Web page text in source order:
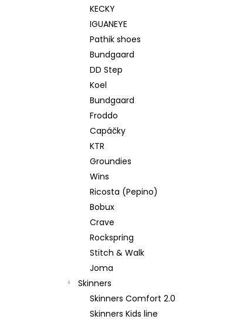
KECKY
IGUANEYE
Pathik shoes
Bundgaard
DD Step
Koel
Bundgaard
Froddo
Capáčky
KTR
Groundies
Wins
Ricosta (Pepino)
Bobux
Crave
Rockspring
Stitch & Walk
Joma
Skinners
Skinners Comfort 2.0
Skinners Kids line